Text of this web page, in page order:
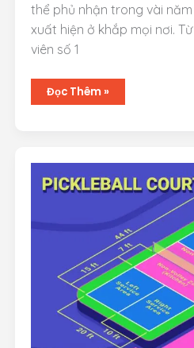
thể phủ nhận trong vài
xuất hiện ở khắp mọi nơi.
viên số 1
Joola
–
Đã
Tái
Định
Nghĩa
Pickleball
Đọc Thêm »